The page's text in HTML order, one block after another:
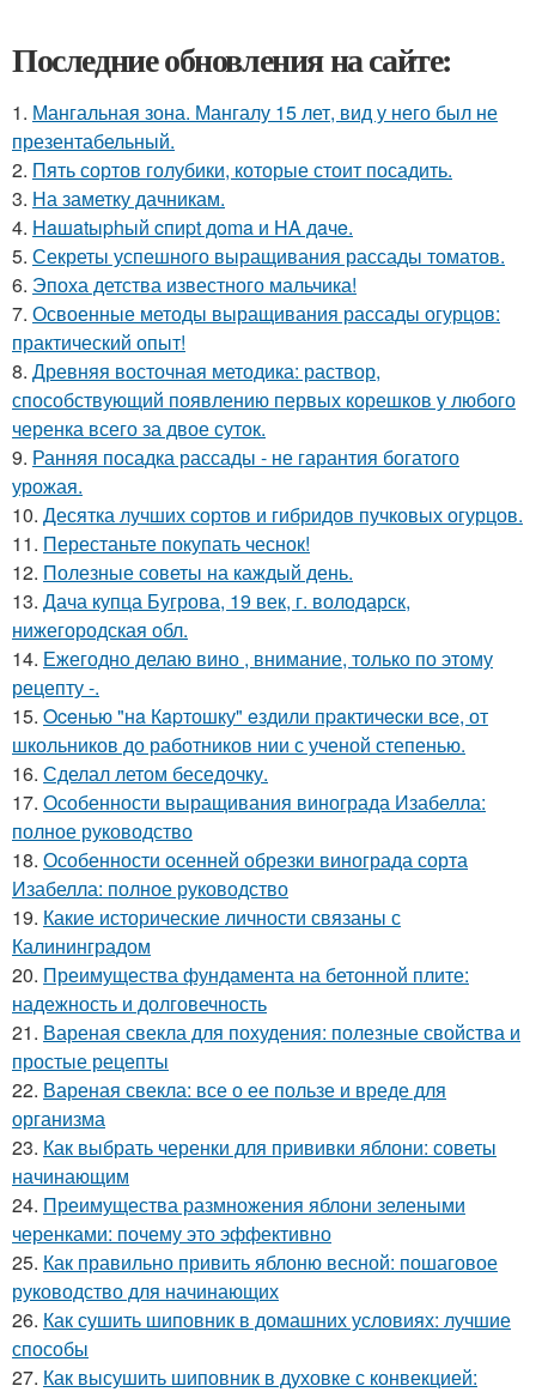
Последние обновления на сайте:
1. Мангальная зона. Мангалу 15 лет, вид у него был не
презентабельный.
2. Пять сортов голубики, которые стоит посадить.
3. На заметку дачникам.
4. Haшatыphый cпиpt дoma и HA дaчe.
5. Секреты успешного выращивания рассады томатов.
6. Эпоха детства известного мальчика!
7. Освоенные методы выращивания рассады огурцов:
практический опыт!
8. Древняя восточная методика: раствор,
способствующий появлению первых корешков у любого
черенка всего за двое суток.
9. Ранняя посадка рассады - не гарантия богатого
урожая.
10. Десятка лучших сортов и гибридов пучковых огурцов.
11. Перестаньте покупать чеснок!
12. Полезные советы на каждый день.
13. Дача купца Бугрова, 19 век, г. володарск,
нижегородская обл.
14. Ежегодно делаю вино , внимание, только по этому
рецепту -.
15. Oceнью "нa Кapтошку" eздили пpaктичecки вce, от
школьников до работников нии с ученой степенью.
16. Сделал летом беседочку.
17. Особенности выращивания винограда Изабелла:
полное руководство
18. Особенности осенней обрезки винограда сорта
Изабелла: полное руководство
19. Какие исторические личности связаны с
Калининградом
20. Преимущества фундамента на бетонной плите:
надежность и долговечность
21. Вареная свекла для похудения: полезные свойства и
простые рецепты
22. Вареная свекла: все о ее пользе и вреде для
организма
23. Как выбрать черенки для прививки яблони: советы
начинающим
24. Преимущества размножения яблони зелеными
черенками: почему это эффективно
25. Как правильно привить яблоню весной: пошаговое
руководство для начинающих
26. Как сушить шиповник в домашних условиях: лучшие
способы
27. Как высушить шиповник в духовке с конвекцией: